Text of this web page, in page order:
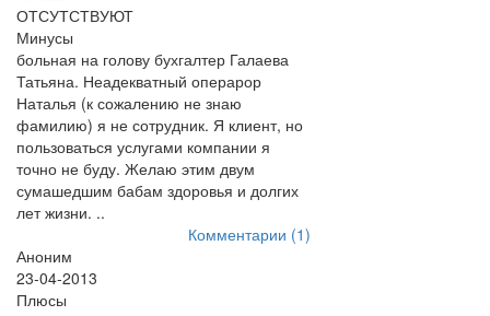
ОТСУТСТВУЮТ
Минусы
больная на голову бухгалтер Галаева
Татьяна. Неадекватный операрор
Наталья (к сожалению не знаю
фамилию) я не сотрудник. Я клиент, но
пользоваться услугами компании я
точно не буду. Желаю этим двум
сумашедшим бабам здоровья и долгих
лет жизни. ..
Комментарии (1)
Аноним
23-04-2013
Плюсы